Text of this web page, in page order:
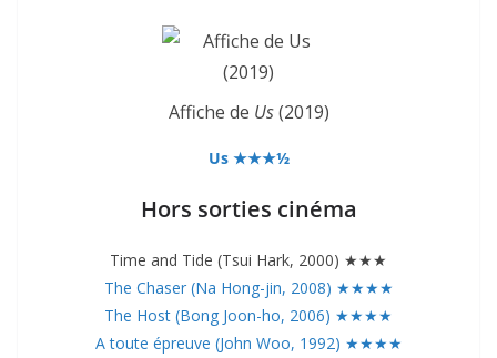
Affiche de Us(2019)
Us ★★★½
Hors sorties cinéma
Time and Tide (Tsui Hark, 2000) ★★★
The Chaser (Na Hong-jin, 2008) ★★★★
The Host (Bong Joon-ho, 2006) ★★★★
A toute épreuve (John Woo, 1992) ★★★★